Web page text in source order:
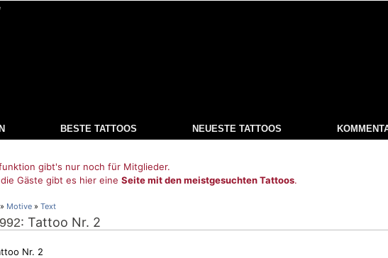
BESTE TATTOOS NEUESTE TATTOOS
gibt's nur noch für Mitglieder.
Gäste gibt es hier eine Seite mit den meistgesuchten Tattoos.
» Motive » Text
: Tattoo Nr. 2
Nr. 2